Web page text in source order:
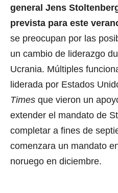
m
e
9
0
%
general Jens
prevista para este
se preocupan por las
un cambio de liderazgo
Ucrania. Múltiples
liderada por Estados
Times que vieron un
extender el mandato de
completar a fines de
comenzara un mandato
noruego en diciembre.